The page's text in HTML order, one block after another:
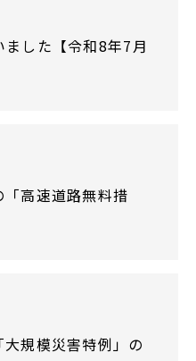
した【令和8年7月
高速道路無料措
規模災害特例」の